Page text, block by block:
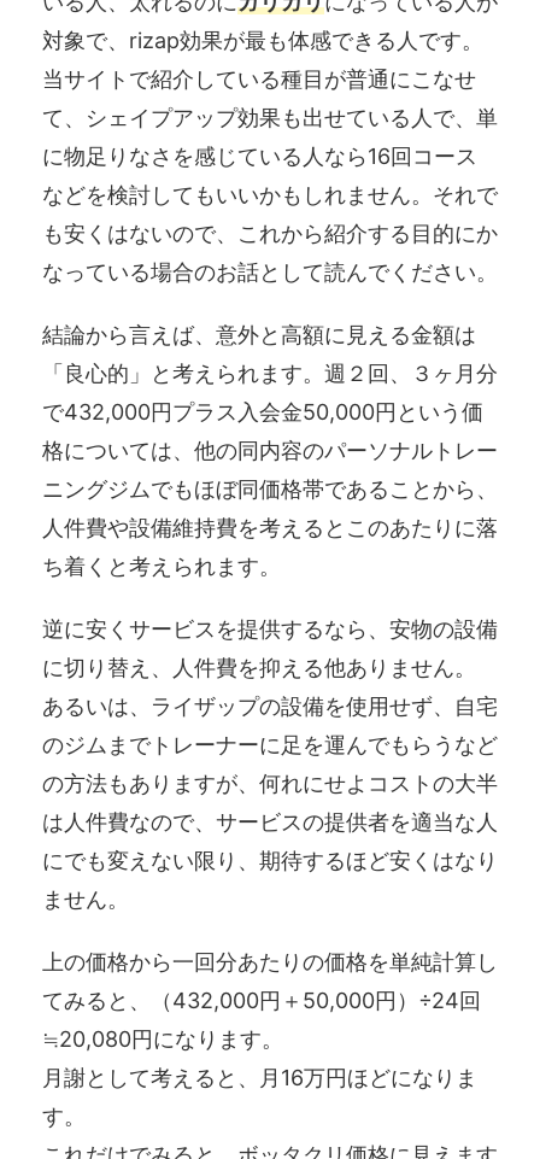
対象で、rizap効果が最も体感できる人です。
当サイトで紹介している種目が普通にこなせ
て、シェイプアップ効果も出せている人で、単
に物足りなさを感じている人なら16回コース
などを検討してもいいかもしれません。それで
も安くはないので、これから紹介する目的にか
なっている場合のお話として読んでください。
結論から言えば、意外と高額に見える金額は
「良心的」と考えられます。週２回、３ヶ月分
で432,000円プラス入会金50,000円という価
格については、他の同内容のパーソナルトレー
ニングジムでもほぼ同価格帯であることから、
人件費や設備維持費を考えるとこのあたりに落
ち着くと考えられます。
逆に安くサービスを提供するなら、安物の設備
に切り替え、人件費を抑える他ありません。
あるいは、ライザップの設備を使用せず、自宅
のジムまでトレーナーに足を運んでもらうなど
の方法もありますが、何れにせよコストの大半
は人件費なので、サービスの提供者を適当な人
にでも変えない限り、期待するほど安くはなり
ません。
上の価格から一回分あたりの価格を単純計算し
てみると、（432,000円＋50,000円）÷24回
≒20,080円になります。
月謝として考えると、月16万円ほどになりま
す。